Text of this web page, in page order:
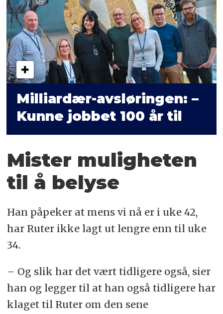
Milliardær-­avsløringen: –
Kunne jobbet 100 år til
Mister muligheten
til å belyse
Han påpeker at mens vi nå er i uke 42,
har Ruter ikke lagt ut lengre enn til uke
34.
– Og slik har det vært tidligere også, sier
han og legger til at han også tidligere har
klaget til Ruter om den sene